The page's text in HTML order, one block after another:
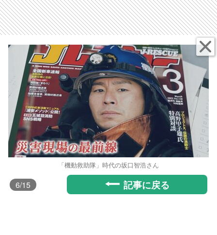
「機動救助隊」時代の坂口智浩さん
6/15 記事に戻る